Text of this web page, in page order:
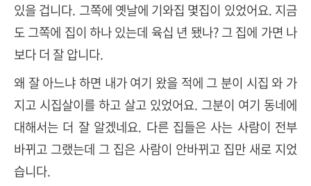
있을 겁니다. 그쪽에 옛날에 기와집 몇집이 있었어요. 지금
도 그쪽에 집이 하나 있는데 육십 년 됐나? 그 집에 가면 나
보다 더 잘 압니다.
왜 잘 아느냐 하면 내가 여기 왔을 적에 그 분이 시집 와 가
지고 시집살이를 하고 살고 있었어요. 그분이 여기 동네에
대해서는 더 잘 알겠네요. 다른 집들은 사는 사람이 전부
바뀌고 그랬는데 그 집은 사람이 안바뀌고 집만 새로 지었
습니다.